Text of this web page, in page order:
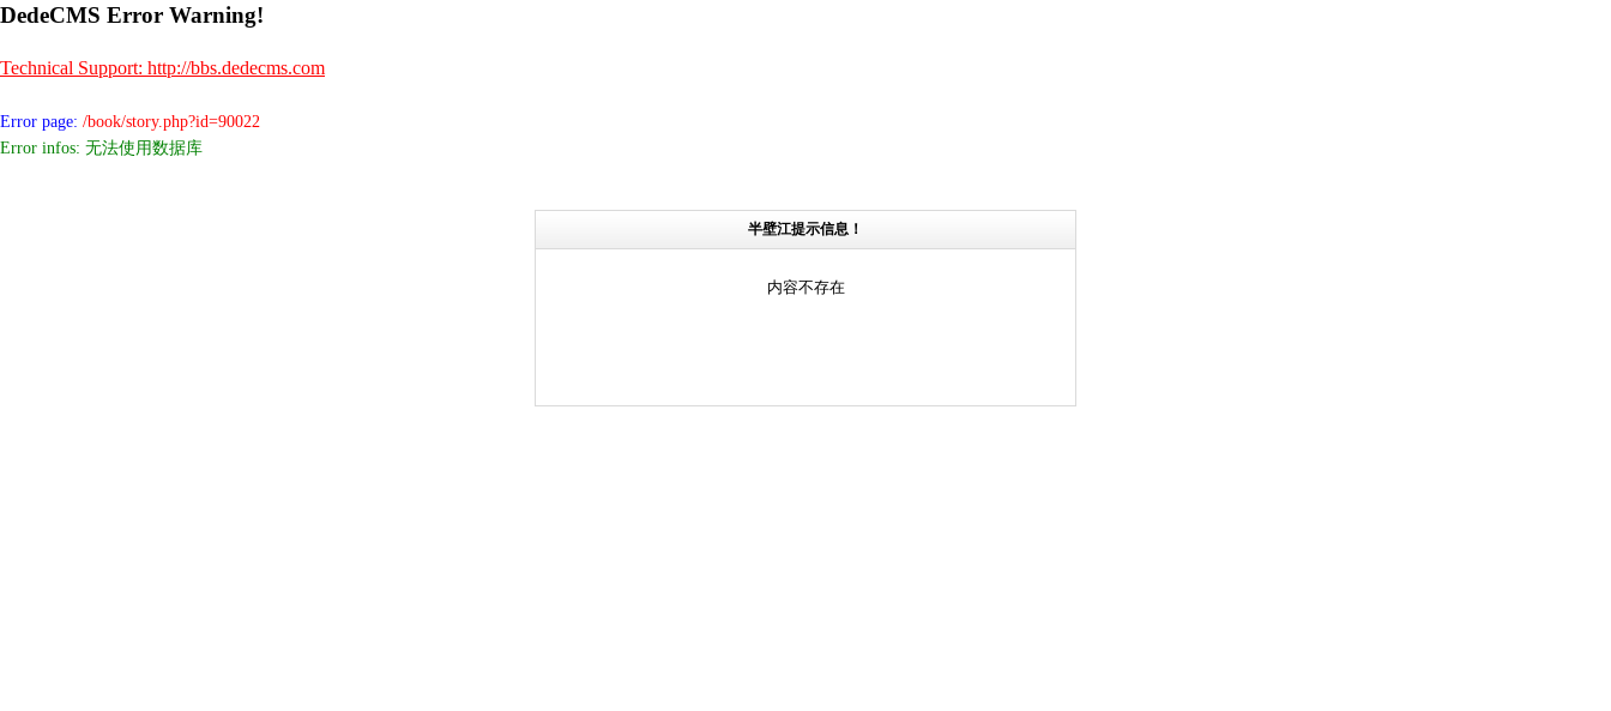
DedeCMS Error Warning!
Technical Support: http://bbs.dedecms.com
Error page: /book/story.php?id=90022
Error infos: 无法使用数据库
半壁江提示信息！
内容不存在